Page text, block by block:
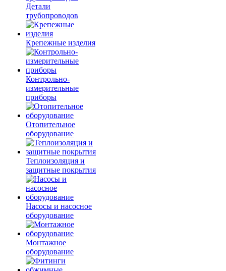
Детали
трубопроводов
Крепежные изделия
Контрольно-
измерительные
приборы
Отопительное
оборудование
Теплоизоляция и
защитные покрытия
Насосы и насосное
оборудование
Монтажное
оборудование